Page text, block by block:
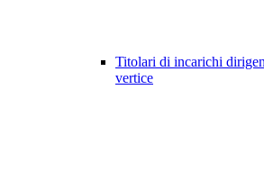
Titolari di incarichi
vertice